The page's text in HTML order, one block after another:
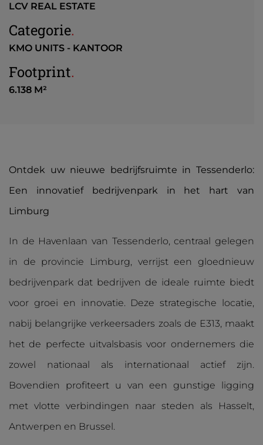
LCV REAL ESTATE
Categorie.
KMO UNITS - KANTOOR
Footprint.
6.138 M²
Ontdek uw nieuwe bedrijfsruimte in Tessenderlo:
Een innovatief bedrijvenpark in het hart van
Limburg
In de Havenlaan van Tessenderlo, centraal gelegen
in de provincie Limburg, verrijst een gloednieuw
bedrijvenpark dat bedrijven de ideale ruimte biedt
voor groei en innovatie. Deze strategische locatie,
nabij belangrijke verkeersaders zoals de E313, maakt
het de perfecte uitvalsbasis voor ondernemers die
zowel nationaal als internationaal actief zijn.
Bovendien profiteert u van een gunstige ligging
met vlotte verbindingen naar steden als Hasselt,
Antwerpen en Brussel.